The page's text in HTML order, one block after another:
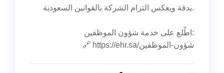
بدقة ويعكس التزام الشركة بالقوانين السعودية.
اطّلع على خدمة شؤون الموظفين:
🔗
https://ehr.sa/شؤون-الموظفين